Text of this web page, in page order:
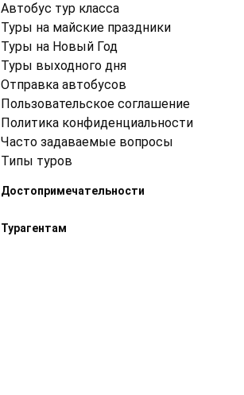
Автобус тур класса
Туры на майские праздники
Туры на Новый Год
Туры выходного дня
Отправка автобусов
Пользовательское соглашение
Политика конфиденциальности
Часто задаваемые вопросы
Типы туров
Достопримечательности
Турагентам